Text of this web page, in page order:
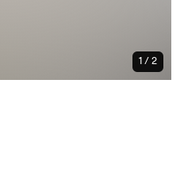
1 / 2